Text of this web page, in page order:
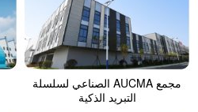
مجمع AUCMA الصناعي لسلسلة
التبريد الذكية